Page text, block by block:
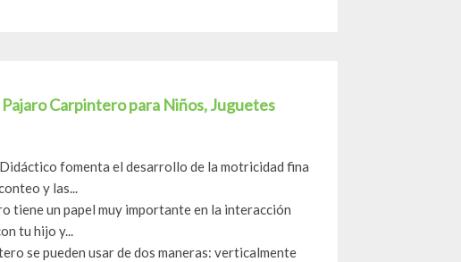
Carpintero para Niños, Juguetes
fomenta el desarrollo de la motricidad fina
y las...
tiene un papel muy importante en la interacción
tu hijo y...
se pueden usar de dos maneras: verticalmente